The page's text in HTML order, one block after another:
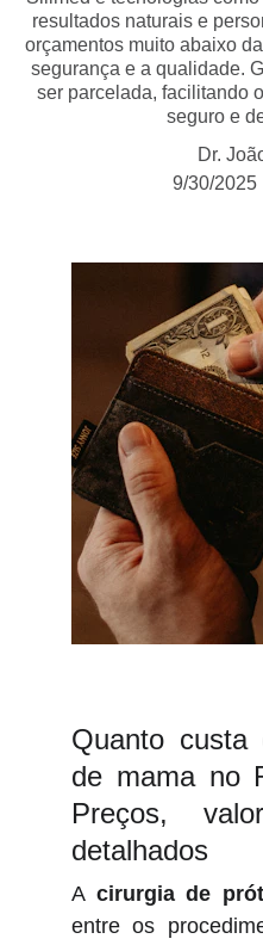
resultados naturais e
orçamentos muito abaixo
segurança e a qualidade.
ser parcelada, facilitando
seguro e
Dr.
9/30/2025
Quanto custa
de mama no
Preços,
detalhados
A cirurgia de
entre os